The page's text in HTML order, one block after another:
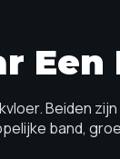
Beiden
band,